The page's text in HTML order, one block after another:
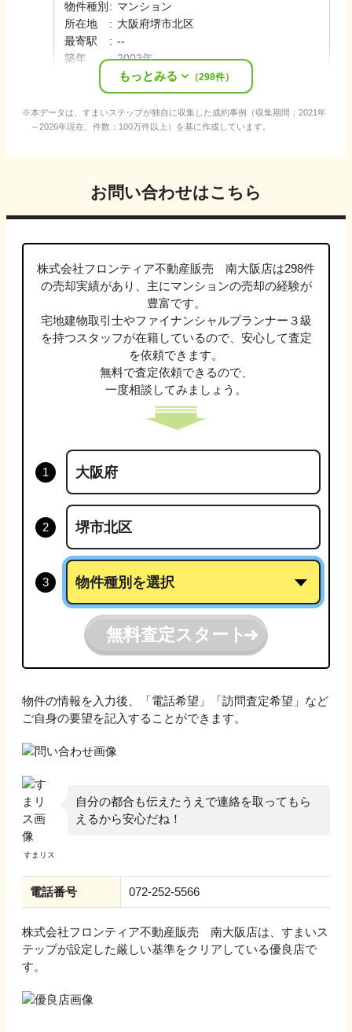
物件種別 : マンション
所在地
: 大阪府堺市北区
最寄駅
: --
築年
: 2003年
2025年11月
もっとみる （298件）
本データは、すまいステップが独自に収集した成約事例（収集期間：2021年
～2026年現在、件数：100万件以上）を基に作成しています。
お問い合わせはこちら
株式会社フロンティア不動産販売 南大阪店は298件
の売却実績があり、主にマンションの売却の経験が
豊富です。
宅地建物取引士やファイナンシャルプランナー３級
を持つスタッフが在籍しているので、安心して査定
を依頼できます。
無料で査定依頼できるので、
一度相談してみましょう。
無料査定スタート
物件の情報を入力後、「電話希望」「訪問査定希望」など
ご自身の要望を記入することができます。
自分の都合も伝えたうえで連絡を取ってもら
えるから安心だね！
電話番号 072-252-5566
株式会社フロンティア不動産販売 南大阪店は、すまいス
テップが設定した厳しい基準をクリアしている優良店で
す。